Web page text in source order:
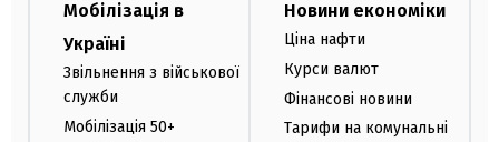
Мобілізація в
Україні
Звільнення з військової
служби
Мобілізація 50+
Новини економіки
Ціна нафти
Курси валют
Фінансові новини
Тарифи на комунальні